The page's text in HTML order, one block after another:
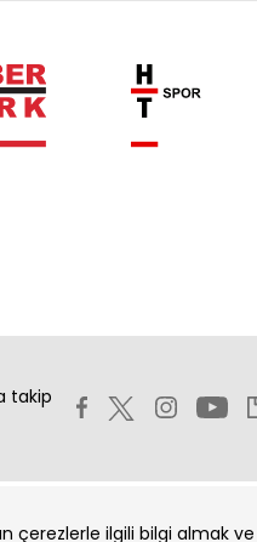
çerezlerle ilgili bilgi almak
takip